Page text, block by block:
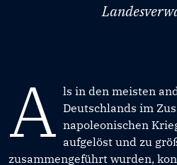
A ls in den meisten
Deutschlands im
napoleonischen
aufgelöst und zu
zusammengeführt wurden,